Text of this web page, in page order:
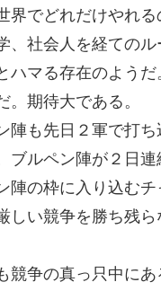
界でどれだけやれ
、社会人を経ての
ハマる存在のよう
。期待大である。
陣も先日２軍で打
ブルペン陣が２日
陣の枠に入り込む
しい競争を勝ち残
競争の真っ只中に